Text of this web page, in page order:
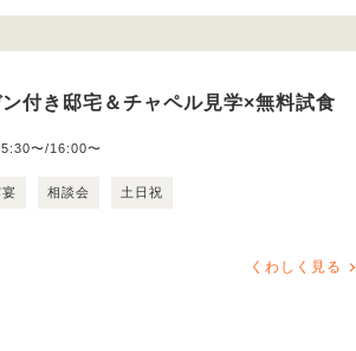
付き邸宅＆チャペル見学×無料試食
〜/16:00〜
相談会 土日祝
くわしく見る